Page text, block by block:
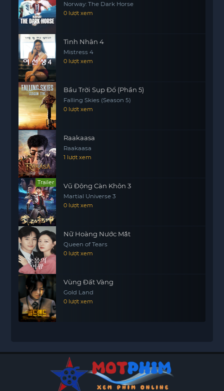
Norway: The Dark Horse
0 lượt xem
Tình Nhân 4
Mistress 4
0 lượt xem
Bầu Trời Sụp Đổ (Phần 5)
Falling Skies (Season 5)
0 lượt xem
Raakaasa
Raakaasa
1 lượt xem
Trailer Vũ Động Càn Khôn 3
Martial Universe 3
0 lượt xem
Nữ Hoàng Nước Mắt
Queen of Tears
0 lượt xem
Vùng Đất Vàng
Gold Land
0 lượt xem